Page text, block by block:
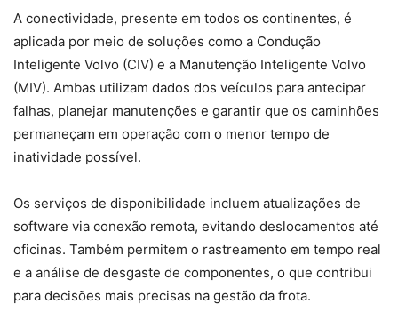
A conectividade, presente em todos os continentes, é
aplicada por meio de soluções como a Condução
Inteligente Volvo (CIV) e a Manutenção Inteligente Volvo
(MIV). Ambas utilizam dados dos veículos para antecipar
falhas, planejar manutenções e garantir que os caminhões
permaneçam em operação com o menor tempo de
inatividade possível.
Os serviços de disponibilidade incluem atualizações de
software via conexão remota, evitando deslocamentos até
oficinas. Também permitem o rastreamento em tempo real
e a análise de desgaste de componentes, o que contribui
para decisões mais precisas na gestão da frota.